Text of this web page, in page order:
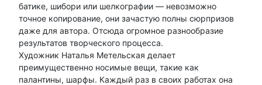
батике, шибори или шелкографии — невозможно
точное копирование, они зачастую полны сюрпризов
даже для автора. Отсюда огромное разнообразие
результатов творческого процесса.
Художник Наталья Метельская делает
преимущественно носимые вещи, такие как
палантины, шарфы. Каждый раз в своих работах она